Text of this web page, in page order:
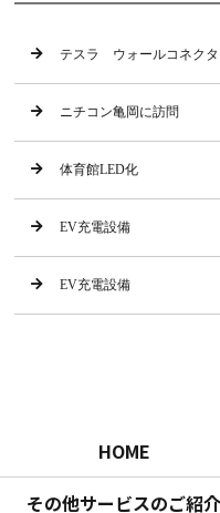
テスラ ウォールコネクタ
ニチコン亀岡に訪問
体育館LED化
EV充電設備
EV充電設備
HOME
その他サービスのご紹介